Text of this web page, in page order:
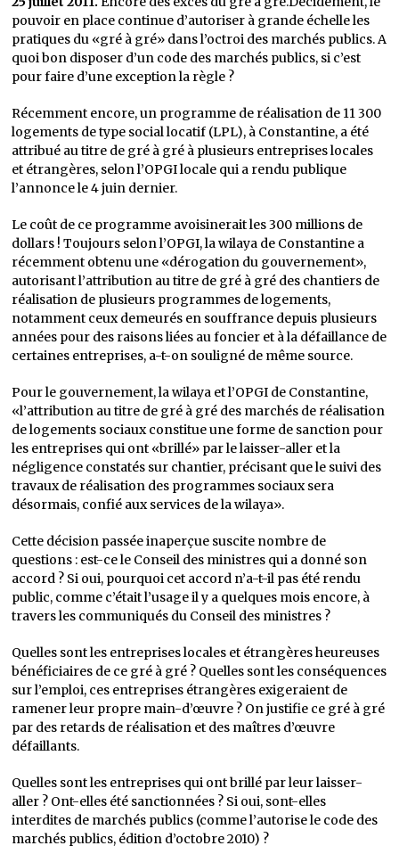
pouvoir en place continue d’autoriser à grande échelle les
pratiques du «gré à gré» dans l’octroi des marchés publics. A
quoi bon disposer d’un code des marchés publics, si c’est
pour faire d’une exception la règle ?
Récemment encore, un programme de réalisation de 11 300
logements de type social locatif (LPL), à Constantine, a été
attribué au titre de gré à gré à plusieurs entreprises locales
et étrangères, selon l’OPGI locale qui a rendu publique
l’annonce le 4 juin dernier.
Le coût de ce programme avoisinerait les 300 millions de
dollars ! Toujours selon l’OPGI, la wilaya de Constantine a
récemment obtenu une «dérogation du gouvernement»,
autorisant l’attribution au titre de gré à gré des chantiers de
réalisation de plusieurs programmes de logements,
notamment ceux demeurés en souffrance depuis plusieurs
années pour des raisons liées au foncier et à la défaillance de
certaines entreprises, a-t-on souligné de même source.
Pour le gouvernement, la wilaya et l’OPGI de Constantine,
«l’attribution au titre de gré à gré des marchés de réalisation
de logements sociaux constitue une forme de sanction pour
les entreprises qui ont «brillé» par le laisser-aller et la
négligence constatés sur chantier, précisant que le suivi des
travaux de réalisation des programmes sociaux sera
désormais, confié aux services de la wilaya».
Cette décision passée inaperçue suscite nombre de
questions : est-ce le Conseil des ministres qui a donné son
accord ? Si oui, pourquoi cet accord n’a-t-il pas été rendu
public, comme c’était l’usage il y a quelques mois encore, à
travers les communiqués du Conseil des ministres ?
Quelles sont les entreprises locales et étrangères heureuses
bénéficiaires de ce gré à gré ? Quelles sont les conséquences
sur l’emploi, ces entreprises étrangères exigeraient de
ramener leur propre main-d’œuvre ? On justifie ce gré à gré
par des retards de réalisation et des maîtres d’œuvre
défaillants.
Quelles sont les entreprises qui ont brillé par leur laisser-
aller ? Ont-elles été sanctionnées ? Si oui, sont-elles
interdites de marchés publics (comme l’autorise le code des
marchés publics, édition d’octobre 2010) ?